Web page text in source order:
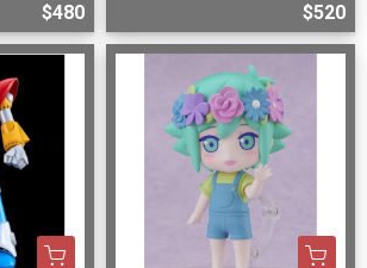
$480 $520